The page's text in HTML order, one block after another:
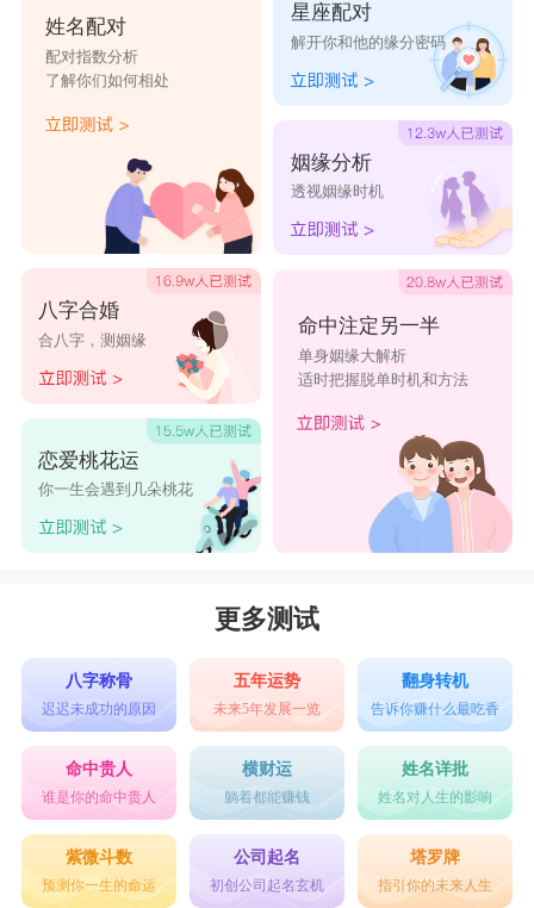
姓名配对
配对指数分析
了解你们如何相处
八字合婚
合八字，测姻缘
恋爱桃花运
你一生会遇到几朵桃花
星座配对
解开你和他的缘分密码
姻缘分析
透视姻缘时机
命中注定另一半
单身姻缘大解析
适时把握脱单时机和方法
更多测试
八字称骨
迟迟未成功的原因
五年运势
未来5年发展一览
翻身转机
告诉你赚什么最吃香
命中贵人
谁是你的命中贵人
横财运
躺着都能赚钱
姓名详批
姓名对人生的影响
紫微斗数
预测你一生的命运
公司起名
初创公司起名玄机
塔罗牌
指引你的未来人生